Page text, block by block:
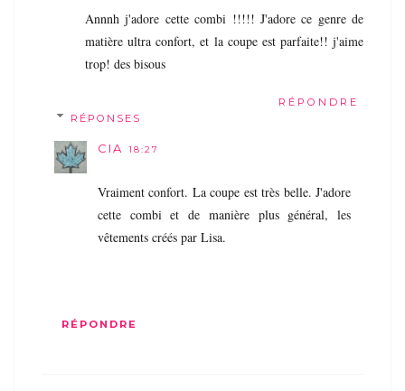
Annnh j'adore cette combi !!!!! J'adore ce genre de
matière ultra confort, et la coupe est parfaite!! j'aime
trop! des bisous
RÉPONDRE
RÉPONSES
CIA 18:27
Vraiment confort. La coupe est très belle. J'adore
cette combi et de manière plus général, les
vêtements créés par Lisa.
RÉPONDRE